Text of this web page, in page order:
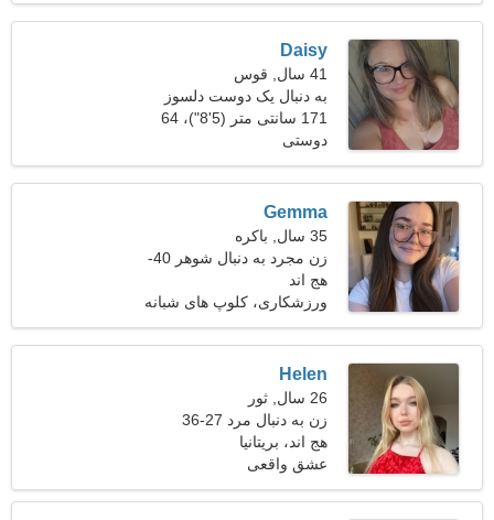
Daisy
41 سال, قوس
به دنبال یک دوست دلسوز
برای یک سفر مشترک هستم
171 سانتی متر (5'8")، 64
کیلوگرم (141 پوند)
دوستی
Gemma
35 سال, باکره
زن مجرد به دنبال شوهر 40-
45
هج اند
ورزشکاری، کلوپ های شبانه
Helen
26 سال, ثور
زن به دنبال مرد 27-36
هج اند، بریتانیا
عشق واقعی